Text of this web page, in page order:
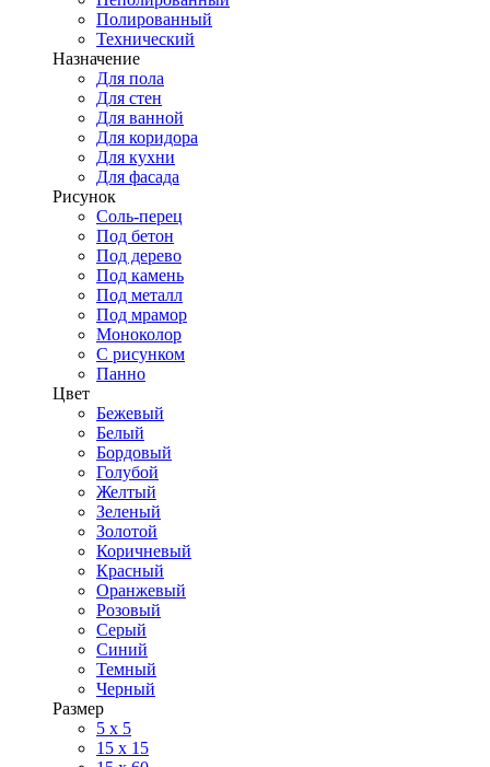
Полированный
Технический
Назначение
Для пола
Для стен
Для ванной
Для коридора
Для кухни
Для фасада
Рисунок
Соль-перец
Под бетон
Под дерево
Под камень
Под металл
Под мрамор
Моноколор
С рисунком
Панно
Цвет
Бежевый
Белый
Бордовый
Голубой
Желтый
Зеленый
Золотой
Коричневый
Красный
Оранжевый
Розовый
Серый
Синий
Темный
Черный
Размер
5 x 5
15 x 15